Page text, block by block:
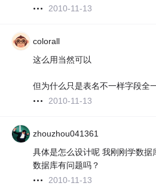
2010-11-13
colorall
这么用当然可以
但为什么只是表名不一样字段全
2010-11-13
zhouzhou041361
具体是怎么设计呢 我刚刚学数据
数据库有问题吗？
2010-11-13